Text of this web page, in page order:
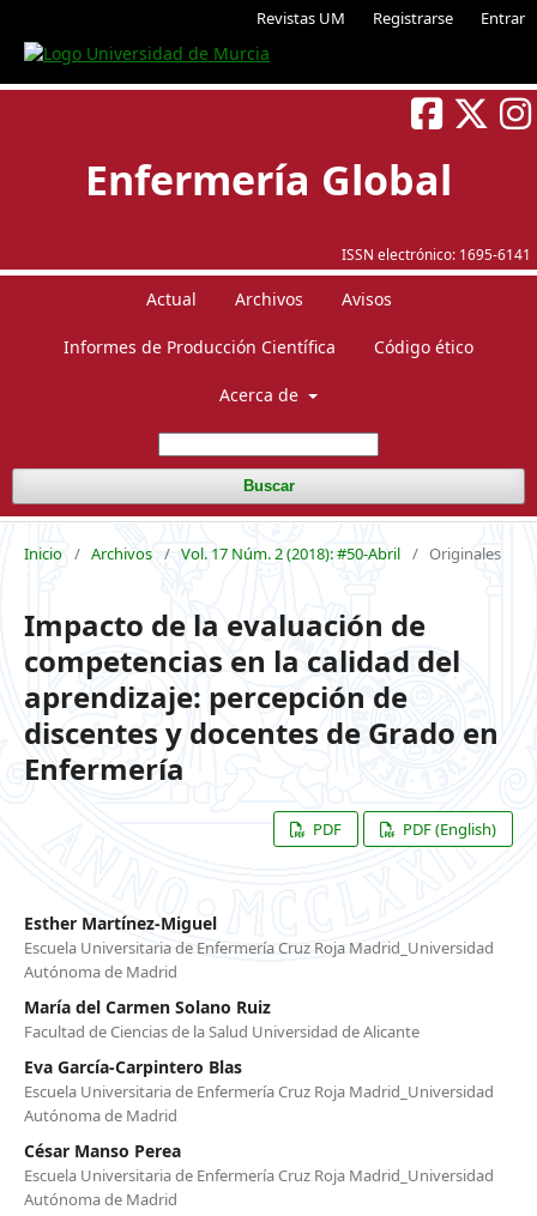
Revistas UM Registrarse Entrar
ISSN electrónico: 1695-6141
Enfermería Global
Actual Archivos Avisos
Informes de Producción Científica Código ético
Acerca de
Buscar
Inicio / Archivos / Vol. 17 Núm. 2 (2018): #50-Abril / Originales
Impacto de la evaluación de
competencias en la calidad del
aprendizaje: percepción de
discentes y docentes de Grado en
Enfermería
PDF PDF (English)
Esther Martínez-Miguel
Escuela Universitaria de Enfermería Cruz Roja Madrid_Universidad
Autónoma de Madrid
María del Carmen Solano Ruiz
Facultad de Ciencias de la Salud Universidad de Alicante
Eva García-Carpintero Blas
Escuela Universitaria de Enfermería Cruz Roja Madrid_Universidad
Autónoma de Madrid
César Manso Perea
Escuela Universitaria de Enfermería Cruz Roja Madrid_Universidad
Autónoma de Madrid